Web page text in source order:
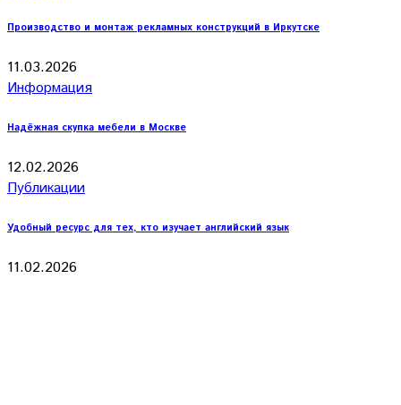
Производство и монтаж рекламных конструкций в Иркутске
11.03.2026
Информация
Надёжная скупка мебели в Москве
12.02.2026
Публикации
Удобный ресурс для тех, кто изучает английский язык
11.02.2026